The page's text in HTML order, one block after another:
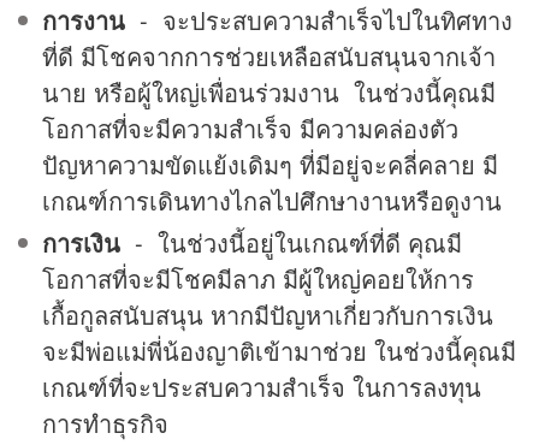
การงาน - จะประสบความสำเร็จไปในทิศทาง
ที่ดี มีโชคจากการช่วยเหลือสนับสนุนจากเจ้า
นาย หรือผู้ใหญ่เพื่อนร่วมงาน ในช่วงนี้คุณมี
โอกาสที่จะมีความสำเร็จ มีความคล่องตัว
ปัญหาความขัดแย้งเดิมๆ ที่มีอยู่จะคลี่คลาย มี
เกณฑ์การเดินทางไกลไปศึกษางานหรือดูงาน
การเงิน - ในช่วงนี้อยู่ในเกณฑ์ที่ดี คุณมี
โอกาสที่จะมีโชคมีลาภ มีผู้ใหญ่คอยให้การ
เกื้อกูลสนับสนุน หากมีปัญหาเกี่ยวกับการเงิน
จะมีพ่อแม่พี่น้องญาติเข้ามาช่วย ในช่วงนี้คุณมี
เกณฑ์ที่จะประสบความสำเร็จ ในการลงทุน
การทำธุรกิจ